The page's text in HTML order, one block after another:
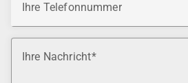
Ihre Telefonnummer
Ihre Nachricht